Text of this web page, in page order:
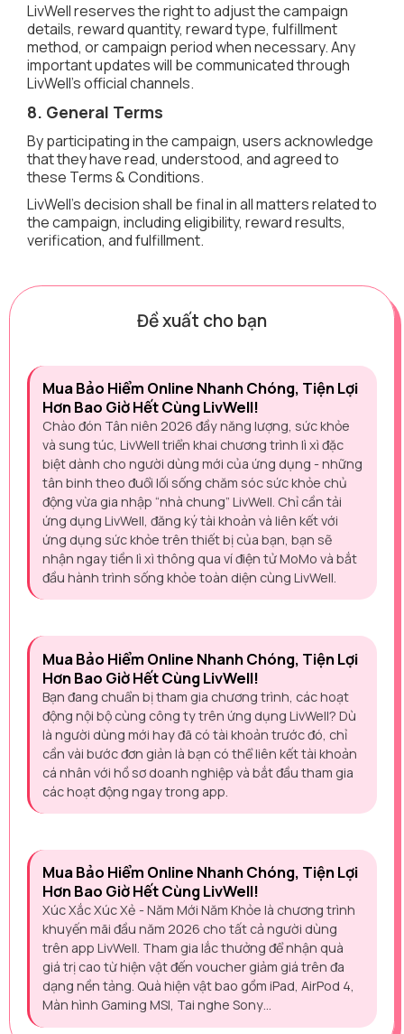
LivWell reserves the right to adjust the campaign
details, reward quantity, reward type, fulfillment
method, or campaign period when necessary. Any
important updates will be communicated through
LivWell’s official channels.
8. General Terms
By participating in the campaign, users acknowledge
that they have read, understood, and agreed to
these Terms & Conditions.
LivWell’s decision shall be final in all matters related to
the campaign, including eligibility, reward results,
verification, and fulfillment.
Đề xuất cho bạn
Mua Bảo Hiểm Online Nhanh Chóng, Tiện Lợi
Hơn Bao Giờ Hết Cùng LivWell!
Chào đón Tân niên 2026 đầy năng lượng, sức khỏe
và sung túc, LivWell triển khai chương trình lì xì đặc
biệt dành cho người dùng mới của ứng dụng - những
tân binh theo đuổi lối sống chăm sóc sức khỏe chủ
động vừa gia nhập “nhà chung” LivWell. Chỉ cần tải
ứng dụng LivWell, đăng ký tài khoản và liên kết với
ứng dụng sức khỏe trên thiết bị của bạn, bạn sẽ
nhận ngay tiền lì xì thông qua ví điện tử MoMo và bắt
đầu hành trình sống khỏe toàn diện cùng LivWell.
Mua Bảo Hiểm Online Nhanh Chóng, Tiện Lợi
Hơn Bao Giờ Hết Cùng LivWell!
Bạn đang chuẩn bị tham gia chương trình, các hoạt
động nội bộ cùng công ty trên ứng dụng LivWell? Dù
là người dùng mới hay đã có tài khoản trước đó, chỉ
cần vài bước đơn giản là bạn có thể liên kết tài khoản
cá nhân với hồ sơ doanh nghiệp và bắt đầu tham gia
các hoạt động ngay trong app.
Mua Bảo Hiểm Online Nhanh Chóng, Tiện Lợi
Hơn Bao Giờ Hết Cùng LivWell!
Xúc Xắc Xúc Xẻ - Năm Mới Năm Khỏe là chương trình
khuyến mãi đầu năm 2026 cho tất cả người dùng
trên app LivWell. Tham gia lắc thưởng để nhận quà
giá trị cao từ hiện vật đến voucher giảm giá trên đa
dạng nền tảng. Quà hiện vật bao gồm iPad, AirPod 4,
Màn hình Gaming MSI, Tai nghe Sony…